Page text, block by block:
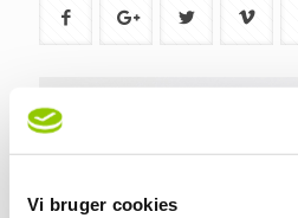
Vi bruger cookies